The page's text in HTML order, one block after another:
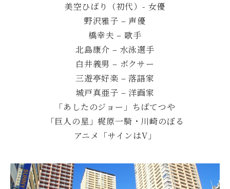
美空ひばり（初代）- 女優
野沢雅子 – 声優
橋幸夫 – 歌手
北島康介 – 水泳選手
白井義男 – ボクサー
三遊亭好楽 – 落語家
城戸真亜子 – 洋画家
「あしたのジョー」ちばてつや
「巨人の星」梶原一騎・川崎のぼる
アニメ「サインはV」